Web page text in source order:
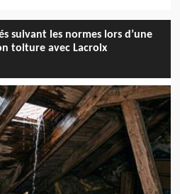
suivant les normes lors d’une
toiture avec Lacroix